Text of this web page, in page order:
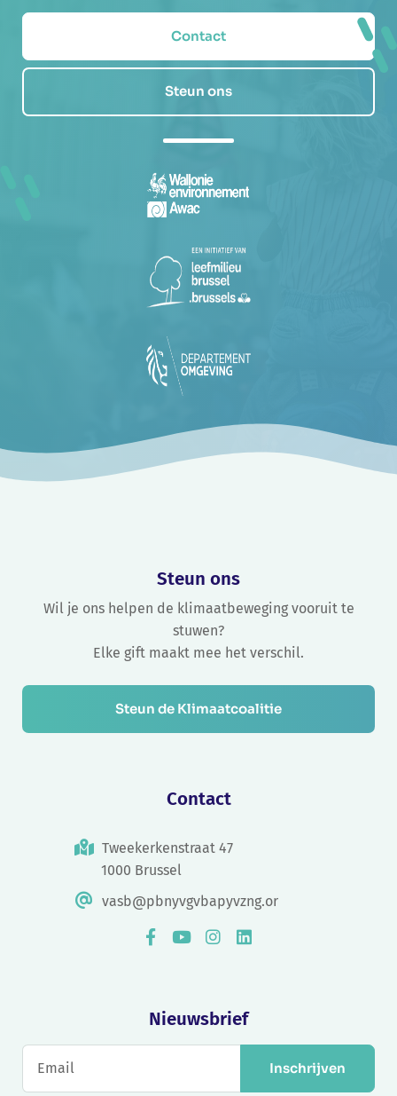
Contact
Steun ons
Steun ons
Wil je ons helpen de klimaatbeweging vooruit te
stuwen?
Elke gift maakt mee het verschil.
Steun de Klimaatcoalitie
Contact
Tweekerkenstraat 47
1000 Brussel
vasb@pbnyvgvbapyvzng.or
Nieuwsbrief
Inschrijven